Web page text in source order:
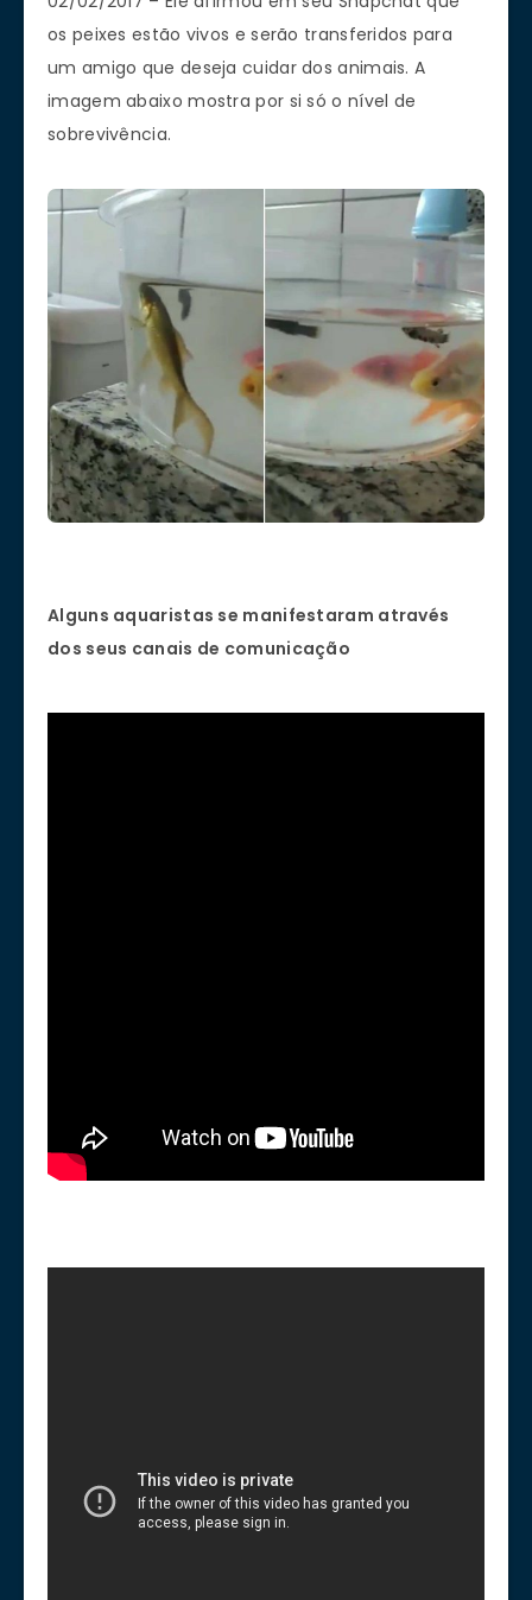
os peixes estão vivos e serão transferidos para
um amigo que deseja cuidar dos animais. A
imagem abaixo mostra por si só o nível de
sobrevivência.
Alguns aquaristas se manifestaram através
dos seus canais de comunicação